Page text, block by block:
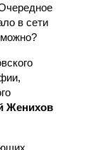
в сети
Женихов